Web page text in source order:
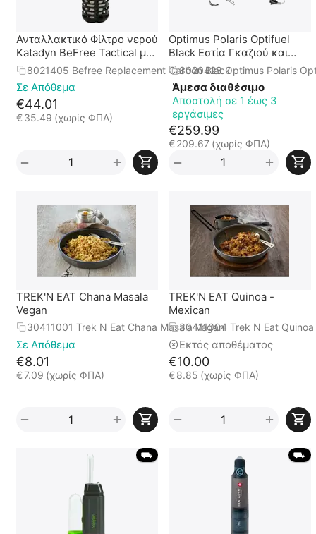
Ανταλλακτικό Φίλτρο νερού
Katadyn BeFree Tactical με
άνθρακα Μαύρο
8021405 Befree Replacement Carbon Black
Σε Απόθεμα
€44.01
€ 35.49 (χωρίς ΦΠΑ)
+
−
Optimus Polaris Optifuel
Black Εστία Γκαζιού και
Υγρών Καυσίμων
8020428 Optimus Polaris
Άμεσα διαθέσιμο
Αποστολή σε 1 έως 3
εργάσιμες
€259.99
€209.67 (χωρίς ΦΠΑ)
+
−
TREK'N EAT Chana Masala
Vegan
30411001 Trek N Eat Chana Masala Vegan
Σε Απόθεμα
€8.01
€7.09 (χωρίς ΦΠΑ)
+
−
TREK'N EAT Quinoa -
Mexican
30411004 Trek N Eat
Εκτός αποθέματος
€10.00
€8.85 (χωρίς ΦΠΑ)
+
−
⛟ ⛟